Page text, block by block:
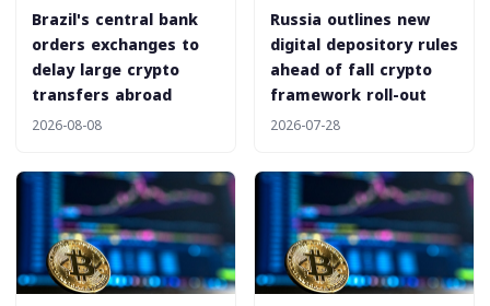
Brazil's central bank
orders exchanges to
delay large crypto
transfers abroad
2026-08-08
Russia outlines new
digital depository rules
ahead of fall crypto
framework roll-out
2026-07-28